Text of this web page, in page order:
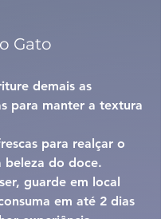
Gato
demais as
para manter a textura
para realçar o
beleza do doce.
guarde em local
em até 2 dias